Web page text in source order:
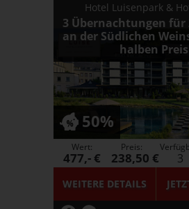
Hotel Luisenpark &
3 Übernachtungen für
an der Südlichen
halben
50%
WEITERE DETAILS
Wert:
477,- €
Preis:
238,50 € 3